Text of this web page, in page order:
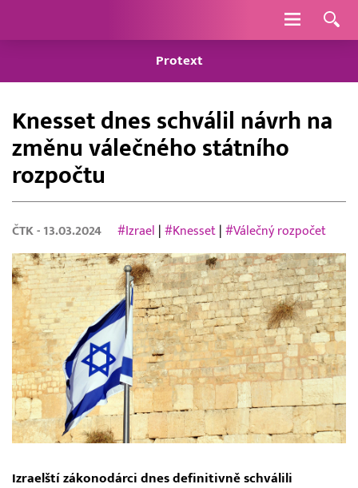
Navigace
Protext
Knesset dnes schválil návrh na
změnu válečného státního
rozpočtu
ČTK - 13.03.2024 #Izrael |#Knesset |#Válečný rozpočet
Izraelští zákonodárci dnes definitivně schválili